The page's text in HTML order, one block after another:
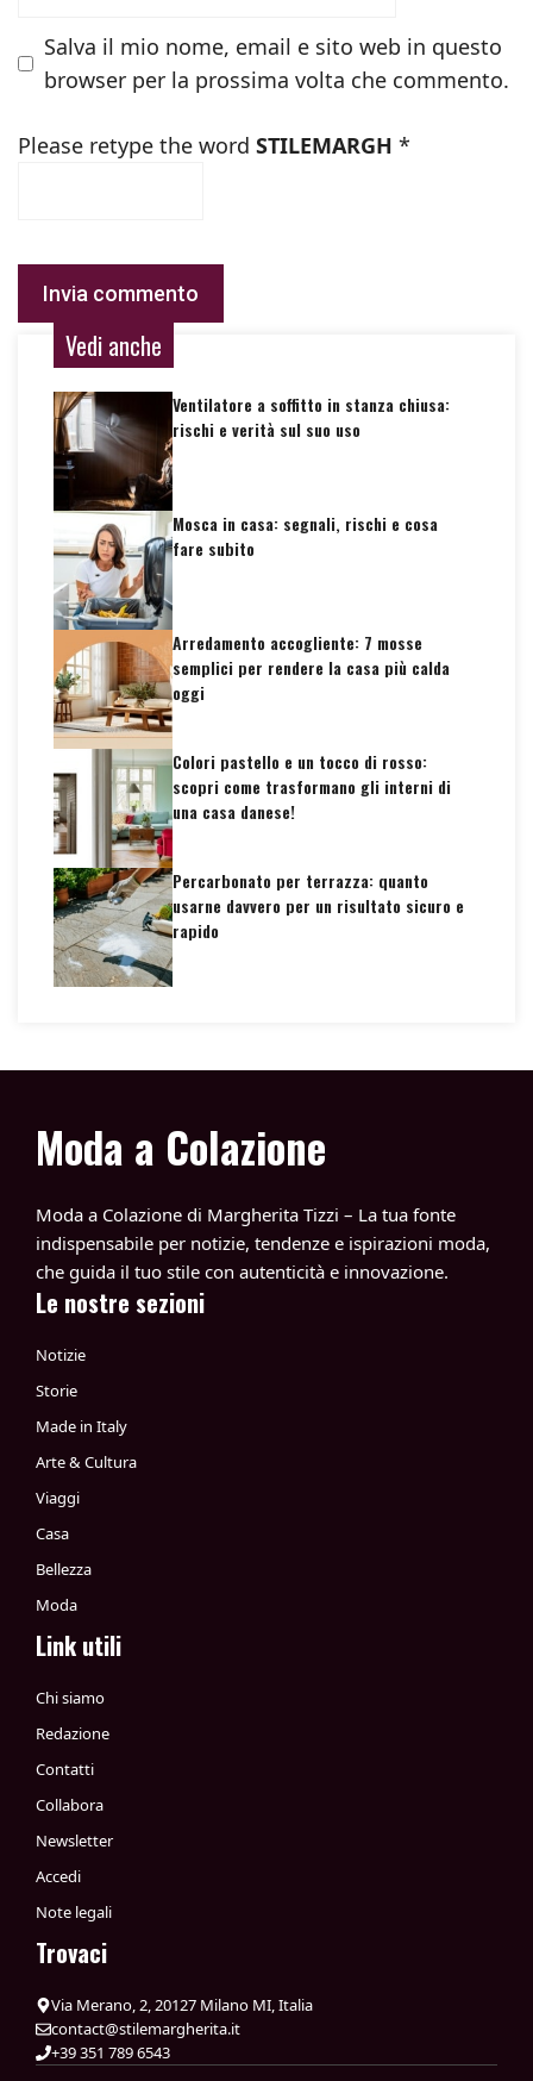
Salva il mio nome, email e sito web in questo
browser per la prossima volta che commento.
Please retype the word STILEMARGH *
Vedi anche
Ventilatore a soffitto in stanza chiusa:
rischi e verità sul suo uso
Mosca in casa: segnali, rischi e cosa
fare subito
Arredamento accogliente: 7 mosse
semplici per rendere la casa più calda
oggi
Colori pastello e un tocco di rosso:
scopri come trasformano gli interni di
una casa danese!
Percarbonato per terrazza: quanto
usarne davvero per un risultato sicuro e
rapido
Moda a Colazione
Moda a Colazione di Margherita Tizzi – La tua fonte
indispensabile per notizie, tendenze e ispirazioni moda,
che guida il tuo stile con autenticità e innovazione.
Le nostre sezioni
Notizie
Storie
Made in Italy
Arte & Cultura
Viaggi
Casa
Bellezza
Moda
Link utili
Chi siamo
Redazione
Contatti
Collabora
Newsletter
Accedi
Note legali
Trovaci
Via Merano, 2, 20127 Milano MI, Italia
contact@stilemargherita.it
+39 351 789 6543